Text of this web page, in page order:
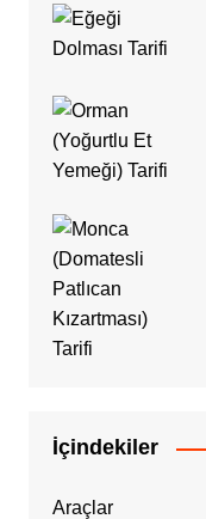
İçindekiler
Araçlar